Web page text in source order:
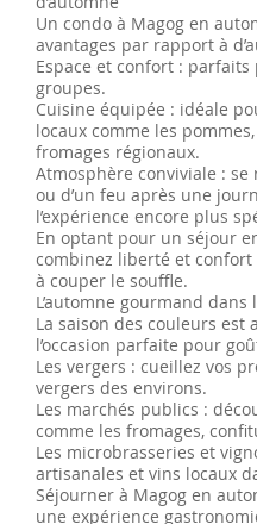
Un condo à Magog en
avantages par rapport à
Espace et confort :
groupes.
Cuisine équipée : idéale
locaux comme les
fromages régionaux.
Atmosphère conviviale :
ou d’un feu après une
l’expérience encore plus
En optant pour un séjour
combinez liberté et
à couper le souffle.
L’automne gourmand dans
La saison des couleurs est
l’occasion parfaite pour
Les vergers : cueillez vos
vergers des environs.
Les marchés publics :
comme les fromages,
Les microbrasseries et
artisanales et vins locaux
Séjourner à Magog en
une expérience